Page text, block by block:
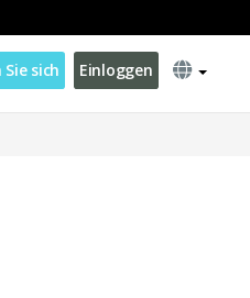
sich Einloggen